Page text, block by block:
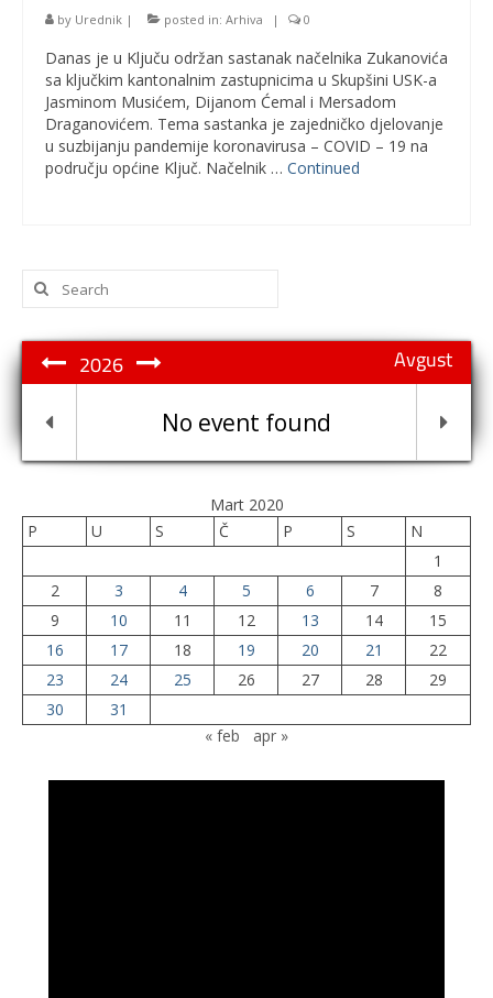
by Urednik | posted in: Arhiva | 0
Danas je u Ključu održan sastanak načelnika Zukanovića
sa ključkim kantonalnim zastupnicima u Skupšini USK-a
Jasminom Musićem, Dijanom Ćemal i Mersadom
Draganovićem. Tema sastanka je zajedničko djelovanje
u suzbijanju pandemije koronavirusa – COVID – 19 na
području općine Ključ. Načelnik … Continued
Search
for:
Avgust
2026
No event found
Mart 2020
P
U S Č P S
N
1
2
3 4 5 6 7
8
9
10 11 12 13 14
15
16
17 18 19 20 21
22
23
24 25 26 27 28
29
30
31
« feb
apr »